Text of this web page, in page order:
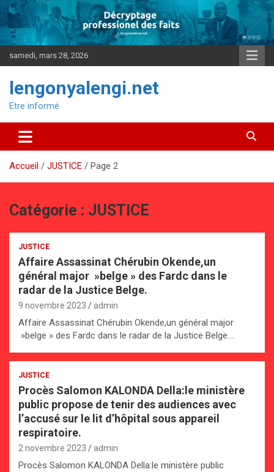
Aller
contenu
samedi, mars 28, 2026
lengonyalengi.net
Etre informé
Accueil JUSTICE Page 2
Catégorie : JUSTICE
JUSTICE
Affaire Assassinat Chérubin Okende,un
général major »belge » des Fardc dans le
radar de la Justice Belge.
9 novembre 2023 admin
Affaire Assassinat Chérubin Okende,un général major
»belge » des Fardc dans le radar de la Justice Belge.…
JUSTICE
Procès Salomon KALONDA Della:le ministère
public propose de tenir des audiences avec
l’accusé sur le lit d’hôpital sous appareil
respiratoire.
2 novembre 2023 admin
Procès Salomon KALONDA Della:le ministère public